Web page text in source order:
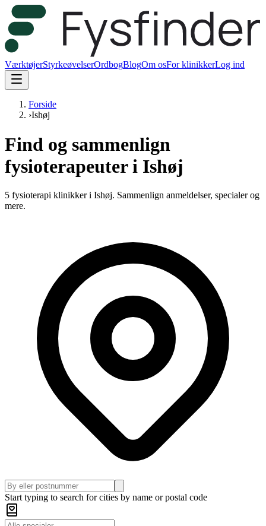
VærktøjerStyrkeøvelserOrdbogBlogOm osFor klinikkerLog ind
Forside
›Ishøj
Find og sammenlign
fysioterapeuter i Ishøj
5 fysioterapi klinikker i Ishøj. Sammenlign anmeldelser, specialer og
mere.
Start typing to search for cities by name or postal code